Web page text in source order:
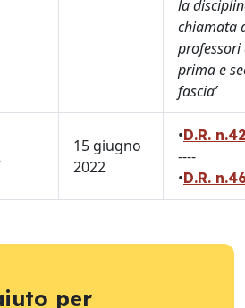
la
chiamata
professori
prima e
fascia’
15 giugno
2022
•D.R.
----
•D.R.
per